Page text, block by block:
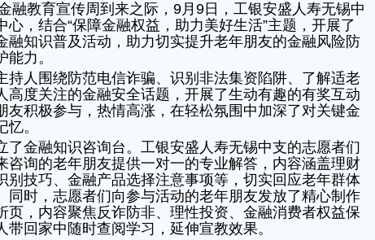
融教育宣传周到来之际，9月9日，工银安盛人寿无锡中
心，结合“保障金融权益，助力美好生活”主题，开展了
融知识普及活动，助力切实提升老年朋友的金融风险防
力。
持人围绕防范电信诈骗、识别非法集资陷阱、了解适老
高度关注的金融安全话题，开展了生动有趣的有奖互动
友积极参与，热情高涨，在轻松氛围中加深了对关键金
。
了金融知识咨询台。工银安盛人寿无锡中支的志愿者们
咨询的老年朋友提供一对一的专业解答，内容涵盖理财
别技巧、金融产品选择注意事项等，切实回应老年群体
同时，志愿者们向参与活动的老年朋友发放了精心制作
页，内容聚焦反诈防非、理性投资、金融消费者权益保
带回家中随时查阅学习，延伸宣教效果。